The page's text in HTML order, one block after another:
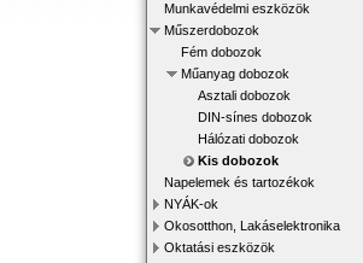
Munkavédelmi eszközök
Műszerdobozok
Fém dobozok
Műanyag dobozok
Asztali dobozok
DIN-sínes dobozok
Hálózati dobozok
Kis dobozok
Napelemek és tartozékok
NYÁK-ok
Okosotthon, Lakáselektronika
Oktatási eszközök